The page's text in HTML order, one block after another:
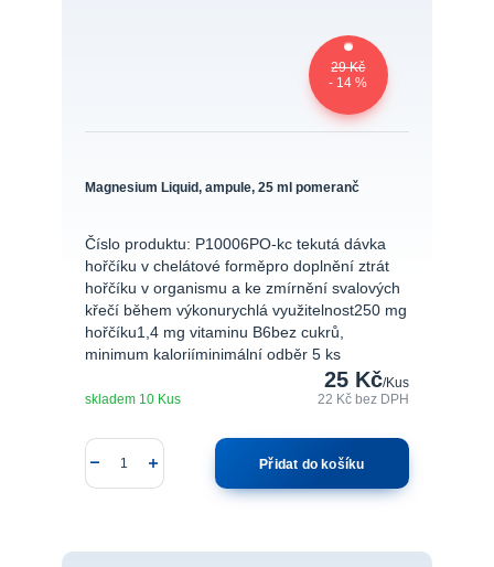
29 Kč
- 14 %
Magnesium Liquid, ampule, 25 ml pomeranč
Číslo produktu: P10006PO-kc tekutá dávka
hořčíku v chelátové forměpro doplnění ztrát
hořčíku v organismu a ke zmírnění svalových
křečí během výkonurychlá využitelnost250 mg
hořčíku1,4 mg vitaminu B6bez cukrů,
minimum kaloriíminimální odběr 5 ks
25 Kč/Kus
22 Kčbez DPH
skladem 10 Kus
Přidat do košíku